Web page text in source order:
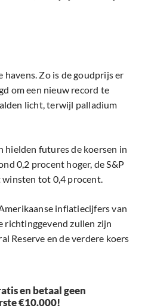
havens. Zo is de goudprijs er
om een nieuw record te
licht, terwijl palladium
hielden futures de koersen in
0,2 procent hoger, de S&P
winsten tot 0,4 procent.
inflatiecijfers van
richtinggevend zullen zijn
Reserve en de verdere koers
en betaal geen
€10.000!